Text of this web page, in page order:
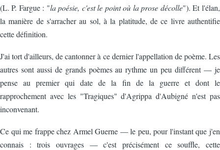
(L. P. Fargue : "la poésie, c'est le point où la prose décolle"). Et l'élan,
la manière de s'arracher au sol, à la platitude, de ce livre authentifie
cette définition.
J'ai tort d'ailleurs, de cantonner à ce dernier l'appellation de poème. Les
autres sont aussi de grands poèmes au rythme un peu différent — je
pense au premier qui date de la fin de la guerre et dont le
rapprochement avec les "Tragiques" d'Agrippa d'Aubigné n'est pas
inconvenant.
Ce qui me frappe chez Armel Guerne — le peu, pour l'instant que j'en
connais : trois ouvrages — c'est précisément ce souffle, cette